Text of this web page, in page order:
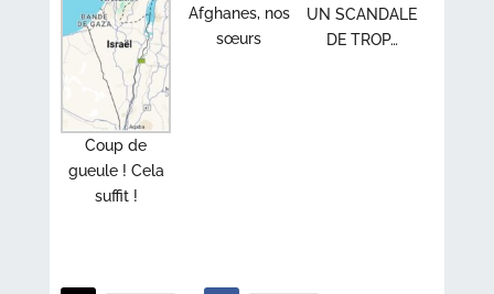
Coup de
gueule ! Cela
suffit !
Afghanes, nos
sœurs
UN SCANDALE
DE TROP…